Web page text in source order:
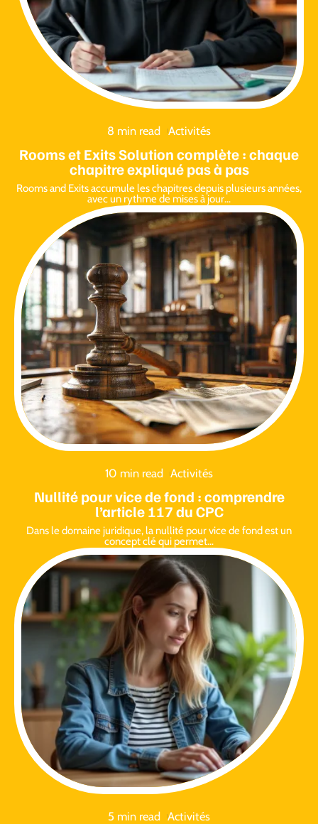
8 min read Activités
Rooms et Exits Solution complète : chaque
chapitre expliqué pas à pas
Rooms and Exits accumule les chapitres depuis plusieurs années,
avec un rythme de mises à jour…
10 min read Activités
Nullité pour vice de fond : comprendre
l’article 117 du CPC
Dans le domaine juridique, la nullité pour vice de fond est un
concept clé qui permet…
5 min read Activités